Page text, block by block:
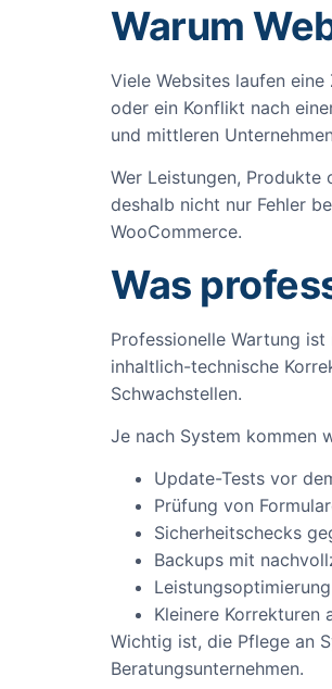
Warum
Viele Websites laufen
oder ein Konflikt nach
und mittleren
Wer Leistungen,
deshalb nicht nur Fehler
WooCommerce.
Was
Professionelle Wartung
inhaltlich-technische
Schwachstellen.
Je nach System kommen
Update-Tests vor
Prüfung von
Sicherheitschecks
Backups mit
Kleinere Korrekturen
Wichtig ist, die Pflege an
Beratungsunternehmen.